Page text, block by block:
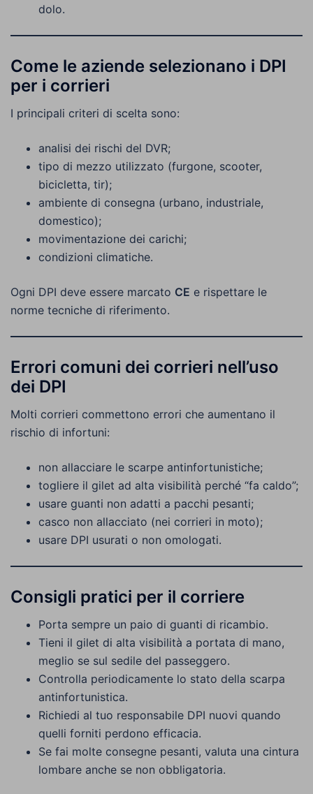
dolo.
Come le aziende selezionano i DPI
per i corrieri
I principali criteri di scelta sono:
analisi dei rischi del DVR;
tipo di mezzo utilizzato (furgone, scooter,
bicicletta, tir);
ambiente di consegna (urbano, industriale,
domestico);
movimentazione dei carichi;
condizioni climatiche.
Ogni DPI deve essere marcato CE e rispettare le
norme tecniche di riferimento.
Errori comuni dei corrieri nell’uso
dei DPI
Molti corrieri commettono errori che aumentano il
rischio di infortuni:
non allacciare le scarpe antinfortunistiche;
togliere il gilet ad alta visibilità perché “fa caldo”;
usare guanti non adatti a pacchi pesanti;
casco non allacciato (nei corrieri in moto);
usare DPI usurati o non omologati.
Consigli pratici per il corriere
Porta sempre un paio di guanti di ricambio.
Tieni il gilet di alta visibilità a portata di mano,
meglio se sul sedile del passeggero.
Controlla periodicamente lo stato della scarpa
antinfortunistica.
Richiedi al tuo responsabile DPI nuovi quando
quelli forniti perdono efficacia.
Se fai molte consegne pesanti, valuta una cintura
lombare anche se non obbligatoria.